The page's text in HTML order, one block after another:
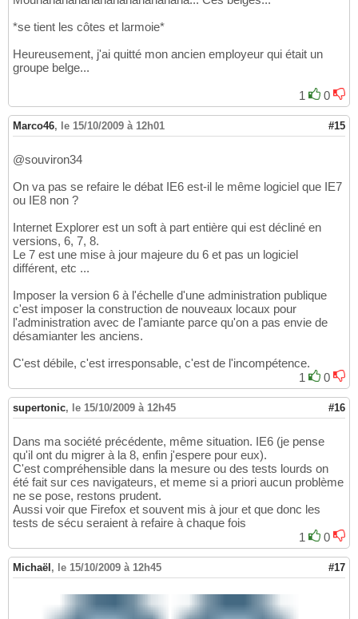
*se tient les côtes et larmoie*
Heureusement, j'ai quitté mon ancien employeur qui était un
groupe belge...
1 0
Marco46, le 15/10/2009 à 12h01 #15
@souviron34
On va pas se refaire le débat IE6 est-il le même logiciel que IE7
ou IE8 non ?
Internet Explorer est un soft à part entière qui est décliné en
versions, 6, 7, 8.
Le 7 est une mise à jour majeure du 6 et pas un logiciel
différent, etc ...
Imposer la version 6 à l'échelle d'une administration publique
c'est imposer la construction de nouveaux locaux pour
l'administration avec de l'amiante parce qu'on a pas envie de
désamianter les anciens.
C'est débile, c'est irresponsable, c'est de l'incompétence.
1
0
supertonic, le 15/10/2009 à 12h45 #16
Dans ma société précédente, même situation. IE6 (je pense
qu'il ont du migrer à la 8, enfin j'espere pour eux).
C'est compréhensible dans la mesure ou des tests lourds on
été fait sur ces navigateurs, et meme si a priori aucun problème
ne se pose, restons prudent.
Aussi voir que Firefox et souvent mis à jour et que donc les
tests de sécu seraient à refaire à chaque fois
1
0
Michaël , le 15/10/2009 à 12h45 #17